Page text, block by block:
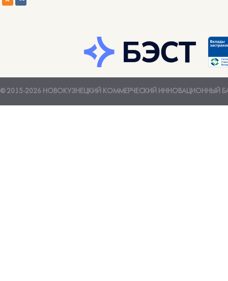
© 2015-2026 НОВОКУЗНЕЦКИЙ КОММЕРЧЕСКИЙ ИННОВАЦИОННЫЙ